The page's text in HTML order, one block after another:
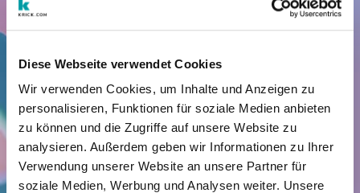
Diese Webseite verwendet Cookies
Wir verwenden Cookies, um Inhalte und Anzeigen zu
personalisieren, Funktionen für soziale Medien anbieten
zu können und die Zugriffe auf unsere Website zu
analysieren. Außerdem geben wir Informationen zu Ihrer
Verwendung unserer Website an unsere Partner für
soziale Medien, Werbung und Analysen weiter. Unsere
Gespräche verhelfen Ihnen zu einer
zukunftsorientierten Marketing-Strategie!
Websites
Wir erstellen Ihre mobiloptimierte Website